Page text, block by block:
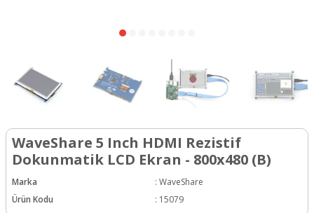
WaveShare 5 Inch HDMI Rezistif
Dokunmatik LCD Ekran - 800x480 (B)
Marka : WaveShare
Ürün Kodu
: 15079